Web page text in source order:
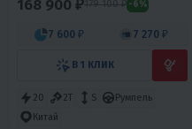
168 900 ₽179 100 ₽ -6%
7 600 ₽ 7 270 ₽
В 1 КЛИК
20 2T S
Румпель
Китай